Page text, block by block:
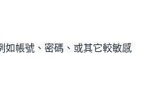
如帳號、密碼、或其它較敏感